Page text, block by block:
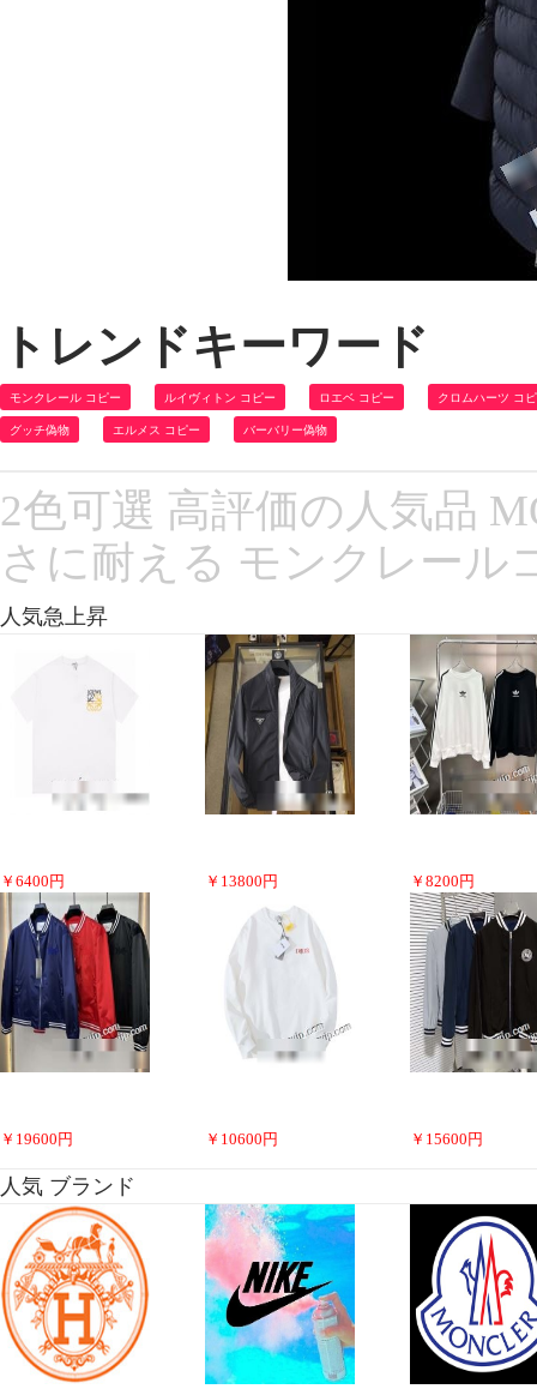
トレンドキーワード
モンクレール コピー ルイヴィトン コピー ロエベ コピー クロムハーツ コ
グッチ偽物 エルメス コピー バーバリー偽物
2色可選 高評価の人気品
さに耐える モンクレール
人気急上昇
￥ 6400 円 ￥ 13800 円 ￥ 8200 円
￥ 19600 円 ￥ 10600 円 ￥ 15600 円
人気 ブランド